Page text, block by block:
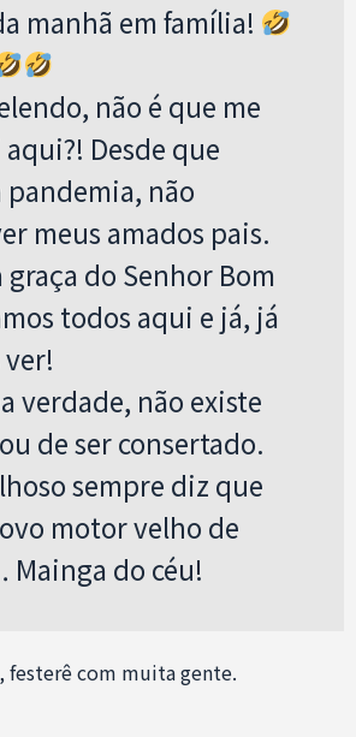
manhã em família!
não é que me
Desde que
pandemia, não
meus amados pais.
graça do Senhor Bom
todos aqui e já, já
verdade, não existe
de ser consertado.
sempre diz que
motor velho de
do céu!
festerê com muita gente.